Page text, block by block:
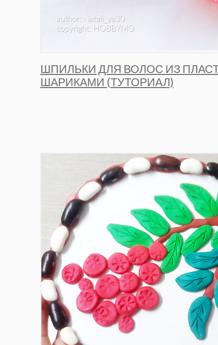
ШПИЛЬКИ ДЛЯ ВОЛОС ИЗ
ШАРИКАМИ (ТУТОРИАЛ)